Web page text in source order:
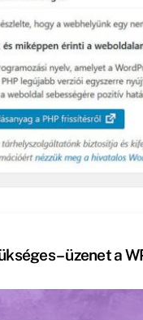
– üzenet a